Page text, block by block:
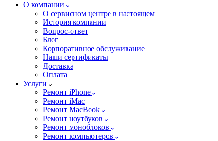
О компании
О сервисном центре в настоящем
История компании
Вопрос-ответ
Блог
Корпоративное обслуживание
Наши сертификаты
Доставка
Оплата
Услуги
Ремонт iPhone
Ремонт iMac
Ремонт MacBook
Ремонт ноутбуков
Ремонт моноблоков
Ремонт компьютеров